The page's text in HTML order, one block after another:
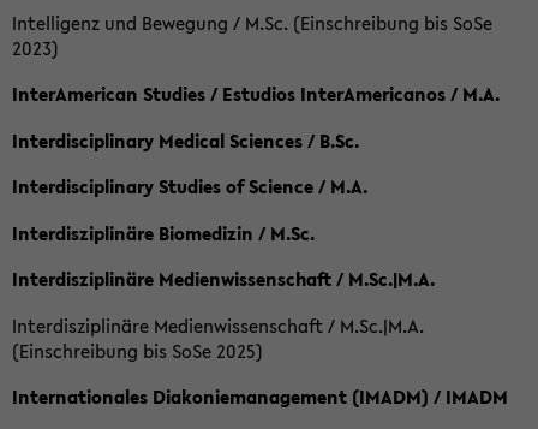
Intelligenz und Bewegung / M.Sc. (Einschreibung bis SoSe
2023)
InterAmerican Studies / Estudios InterAmericanos / M.A.
Interdisciplinary Medical Sciences / B.Sc.
Interdisciplinary Studies of Science / M.A.
Interdisziplinäre Biomedizin / M.Sc.
Interdisziplinäre Medienwissenschaft / M.Sc.|M.A.
Interdisziplinäre Medienwissenschaft / M.Sc.|M.A.
(Einschreibung bis SoSe 2025)
Internationales Diakoniemanagement (IMADM) / IMADM